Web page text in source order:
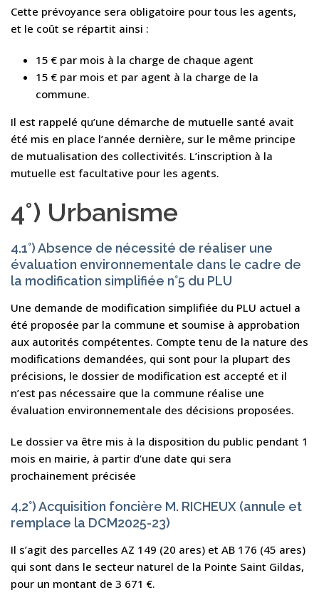
Cette prévoyance sera obligatoire pour tous les agents,
et le coût se répartit ainsi :
15 € par mois à la charge de chaque agent
15 € par mois et par agent à la charge de la
commune.
Il est rappelé qu’une démarche de mutuelle santé avait
été mis en place l’année dernière, sur le même principe
de mutualisation des collectivités. L’inscription à la
mutuelle est facultative pour les agents.
4°) Urbanisme
4.1°) Absence de nécessité de réaliser une
évaluation environnementale dans le cadre de
la modification simplifiée n°5 du PLU
Une demande de modification simplifiée du PLU actuel a
été proposée par la commune et soumise à approbation
aux autorités compétentes. Compte tenu de la nature des
modifications demandées, qui sont pour la plupart des
précisions, le dossier de modification est accepté et il
n’est pas nécessaire que la commune réalise une
évaluation environnementale des décisions proposées.
Le dossier va être mis à la disposition du public pendant 1
mois en mairie, à partir d’une date qui sera
prochainement précisée
4.2°) Acquisition foncière M. RICHEUX (annule et
remplace la DCM2025-23)
Il s’agit des parcelles AZ 149 (20 ares) et AB 176 (45 ares)
qui sont dans le secteur naturel de la Pointe Saint Gildas,
pour un montant de 3 671 €.